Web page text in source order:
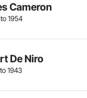
Cameron
1954
De Niro
1943